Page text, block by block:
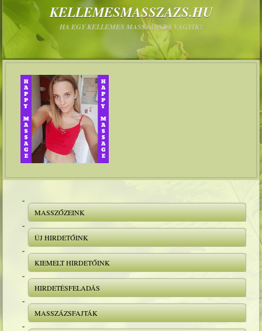
KELLEMESMASSZAZS.HU
HA EGY KELLEMES MASSZÁZSRA VÁGYIK!
MASSZŐZEINK
ÚJ HIRDETŐINK
KIEMELT HIRDETŐINK
HIRDETÉSFELADÁS
MASSZÁZSFAJTÁK